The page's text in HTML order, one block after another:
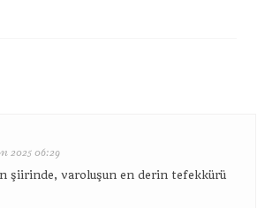
2025 06:29
şiirinde, varoluşun en derin tefekkürü